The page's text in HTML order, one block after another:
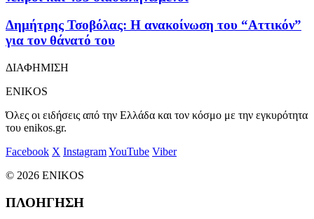
Δημήτρης Τσοβόλας: Η ανακοίνωση του “Αττικόν”
για τον θάνατό του
ΔΙΑΦΗΜΙΣΗ
ENIKOS
Όλες οι ειδήσεις από την Ελλάδα και τον κόσμο με την εγκυρότητα
του enikos.gr.
Facebook X InstagramYouTube Viber
© 2026 ENIKOS
ΠΛΟΗΓΗΣΗ